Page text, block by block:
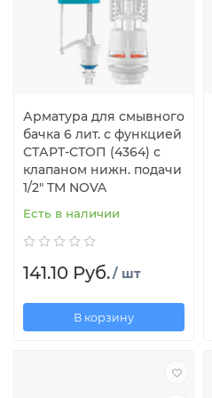
Арматура для смывного
бачка 6 лит. с функцией
СТАРТ-СТОП (4364) с
клапаном нижн. подачи
1/2" TM NOVA
Есть в наличии
141.10 Руб./ шт
В корзину